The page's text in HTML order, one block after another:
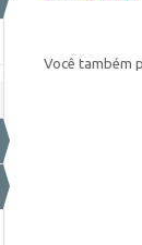
Você também